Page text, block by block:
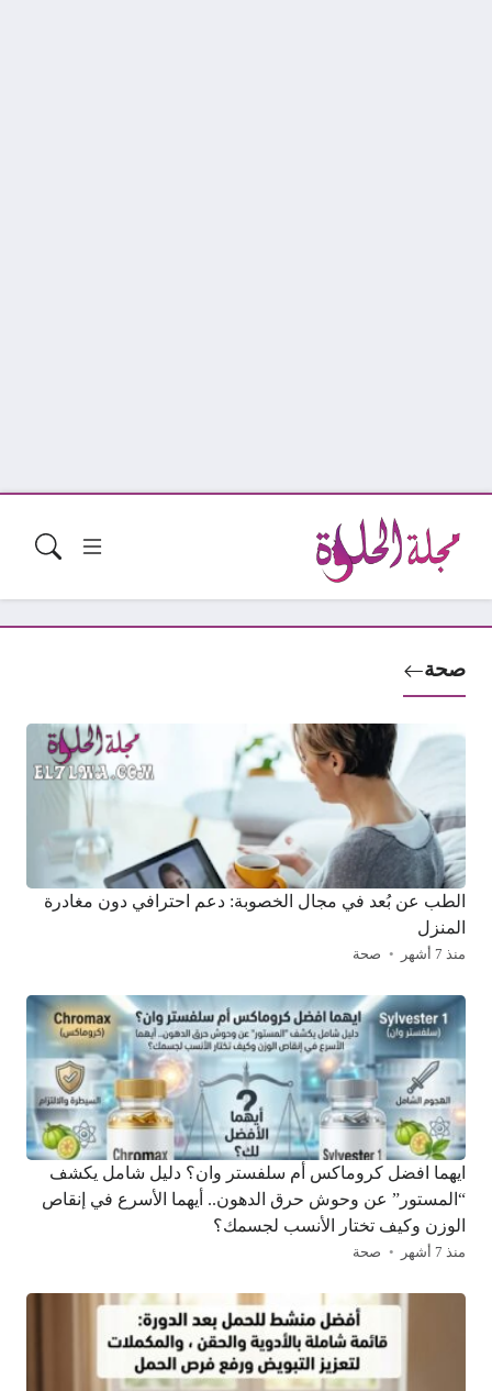
صحة
الطب عن بُعد في مجال الخصوبة: دعم احترافي دون مغادرة
المنزل
منذ 7 أشهر صحة
ايهما افضل كروماكس أم سلفستر وان؟ دليل شامل يكشف
“المستور” عن وحوش حرق الدهون.. أيهما الأسرع في إنقاص
الوزن وكيف تختار الأنسب لجسمك؟
منذ 7 أشهر صحة